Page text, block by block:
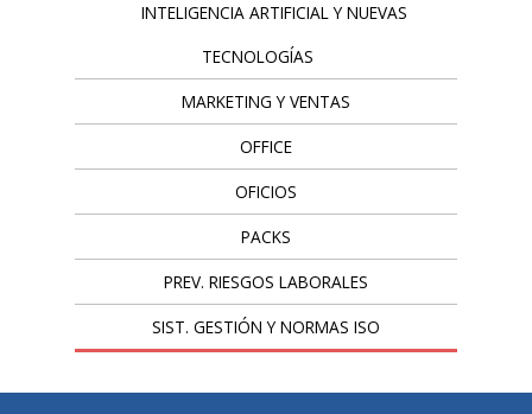
INTELIGENCIA ARTIFICIAL Y NUEVAS
TECNOLOGÍAS
MARKETING Y VENTAS
OFFICE
OFICIOS
PACKS
PREV. RIESGOS LABORALES
SIST. GESTIÓN Y NORMAS ISO